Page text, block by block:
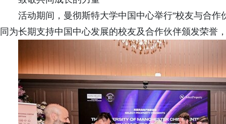
活动期间，曼彻斯特大学中国中心举行"校友与合
同为长期支持中国中心发展的校友及合作伙伴颁发荣誉